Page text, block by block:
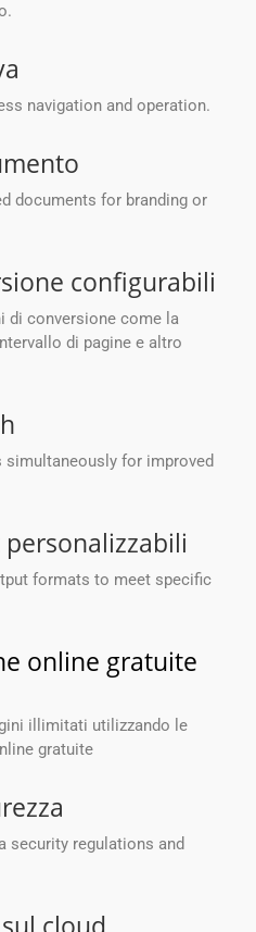
navigation and operation.
documents for branding or
configurabili
di conversione come la
di pagine e altro
for improved
formats to meet specific
online gratuite
illimitati utilizzando le
gratuite
security regulations and